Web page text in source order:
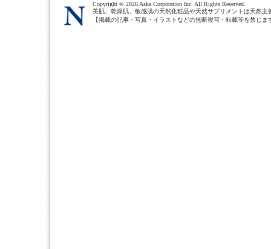
Copyright © 2026 Aska Corporation Inc. All Rights Reserved.
美肌、乾燥肌、敏感肌の天然化粧品や天然サプリメントは天然主
【掲載の記事・写真・イラストなどの無断複写・転載等を禁じま